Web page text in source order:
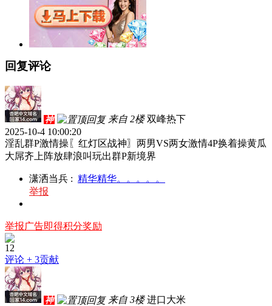
回复评论
神 来自 2楼 双峰热下
2025-10-4 10:00:20
淫乱群P激情操〖红灯区战神〗两男VS两女激情4P换着操黄瓜
大屌齐上阵放肆浪叫玩出群P新境界
潇洒当兵 : 精华精华。。。。。
举报
举报广告即得积分奖励
12
评论 + 3贡献
神 来自 3楼 进口大米